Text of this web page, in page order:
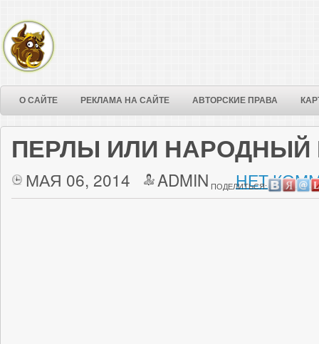
О САЙТЕ РЕКЛАМА НА САЙТЕ АВТОРСКИЕ ПРАВА
ПЕРЛЫ ИЛИ
МАЯ 06, 2014 ADMIN НЕТ
ПОДЕЛИТЬСЯ: